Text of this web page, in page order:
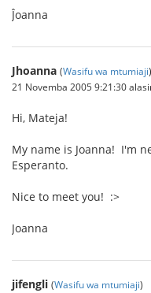
Ĵoanna
Jhoanna (Wasifu wa mtumiaji)
21 Novemba 2005 9:21:30
Hi, Mateja!
My name is Joanna! I'm
Esperanto.
Nice to meet you! :>
Joanna
jifengli (Wasifu wa mtumiaji)